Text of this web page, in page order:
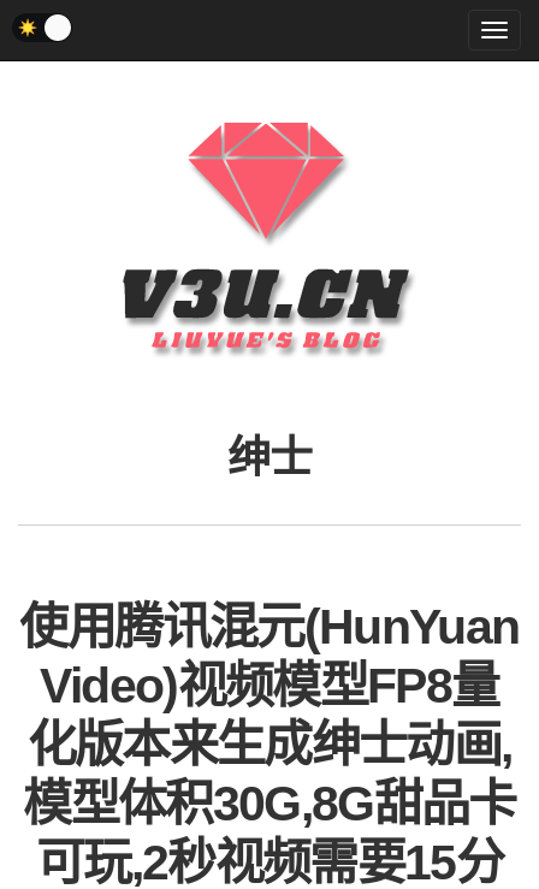
菜
单
绅士
使用腾讯混元(HunYuan
Video)视频模型FP8量
化版本来生成绅士动画,
模型体积30G,8G甜品卡
可玩,2秒视频需要15分